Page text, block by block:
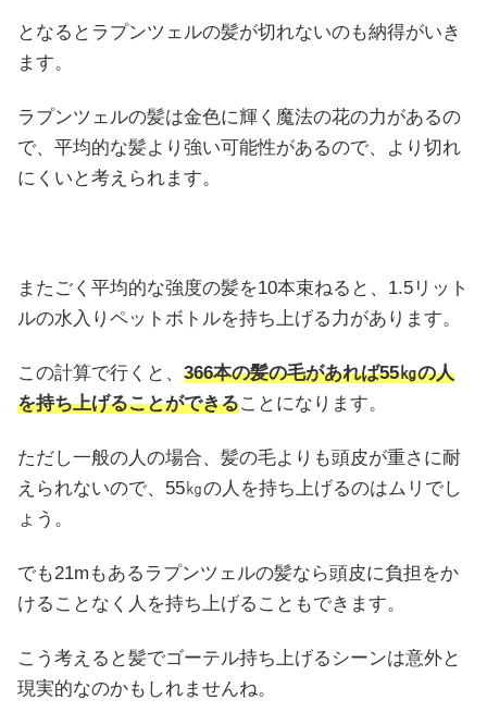
となるとラプンツェルの髪が切れないのも納得がいき
ます。
ラプンツェルの髪は金色に輝く魔法の花の力があるの
で、平均的な髪より強い可能性があるので、より切れ
にくいと考えられます。
またごく平均的な強度の髪を10本束ねると、1.5リット
ルの水入りペットボトルを持ち上げる力があります。
この計算で行くと、 366本の髪の毛があれば55㎏の人
を持ち上げることができることになります。
ただし一般の人の場合、髪の毛よりも頭皮が重さに耐
えられないので、55㎏の人を持ち上げるのはムリでし
ょう。
でも21mもあるラプンツェルの髪なら頭皮に負担をか
けることなく人を持ち上げることもできます。
こう考えると髪でゴーテル持ち上げるシーンは意外と
現実的なのかもしれませんね。